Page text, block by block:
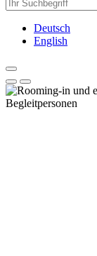
Deutsch
English